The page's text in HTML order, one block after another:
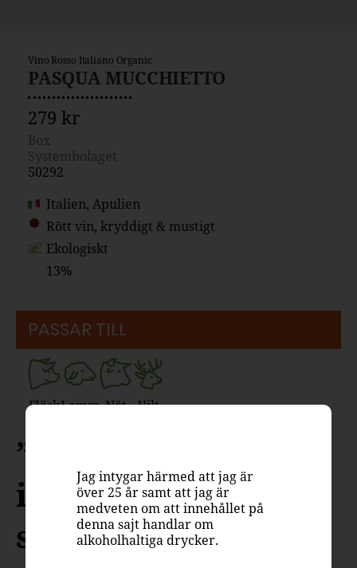
Vino Rosso Italiano Organic
PASQUA MUCCHIETTO
279 kr
Box
Systembolaget
50292
Italien, Apulien
Rött vin, kryddigt & mustigt
Ekologiskt
13%
PASSAR TILL
FläskLamm Nöt Vilt
”En hyllning till
italienarnas inre
själ”
Jag intygar härmed att jag är
över 25 år samt att jag är
medveten om att innehållet på
denna sajt handlar om
alkoholhaltiga drycker.